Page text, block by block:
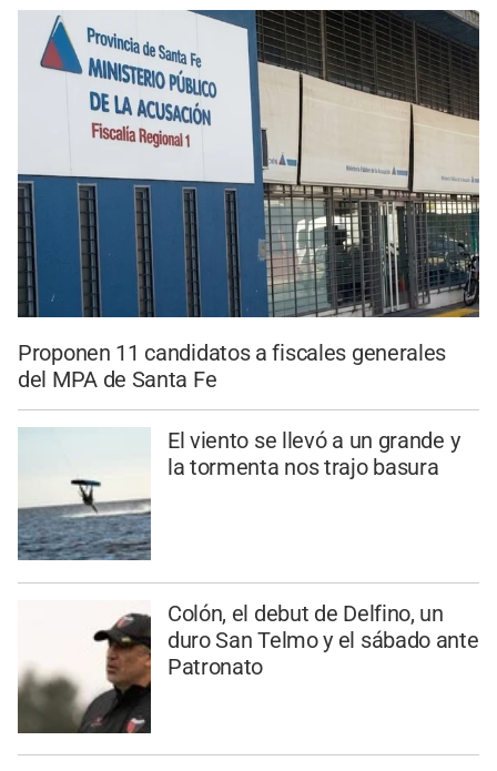
Proponen 11 candidatos a fiscales generales
del MPA de Santa Fe
El viento se llevó a un grande y
la tormenta nos trajo basura
Colón, el debut de Delfino, un
duro San Telmo y el sábado ante
Patronato